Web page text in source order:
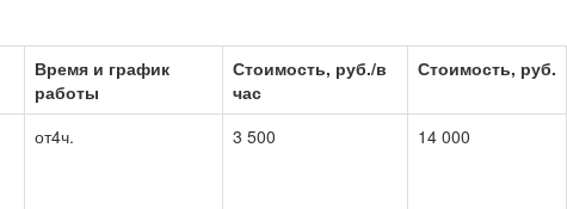
Время и график
работы
Стоимость, руб./в
час
Стоимость, руб.
от4ч. 3 500 14 000